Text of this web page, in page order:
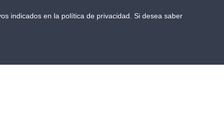
indicados en la política de privacidad. Si desea saber